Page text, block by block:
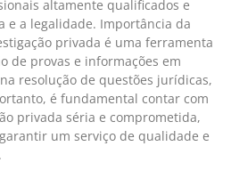
altamente qualificados e
e a legalidade. Importância da
privada é uma ferramenta
de provas e informações em
resolução de questões jurídicas,
é fundamental contar com
privada séria e comprometida,
um serviço de qualidade e